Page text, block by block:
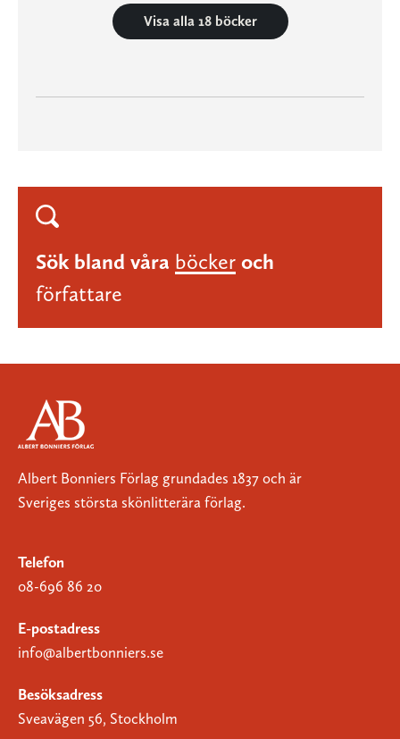
Visa alla 18 böcker
Sök bland våra böcker och
författare
Albert Bonniers Förlag grundades 1837 och är
Sveriges största skönlitterära förlag.
Telefon
08-696 86 20
E-postadress
info@albertbonniers.se
Besöksadress
Sveavägen 56, Stockholm